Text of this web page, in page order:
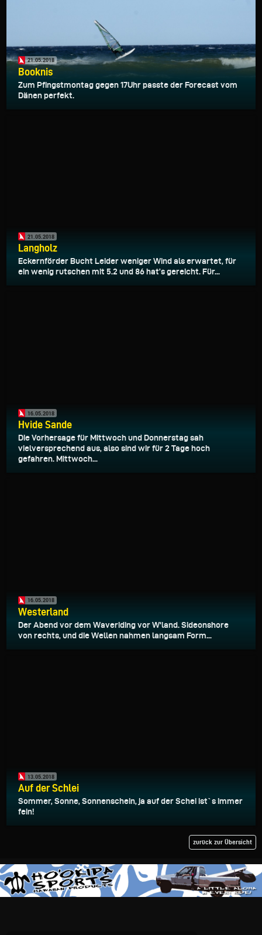
21.05.2018
Booknis
Zum Pfingstmontag gegen 17Uhr passte der Forecast vom
Dänen perfekt.
21.05.2018
Langholz
Eckernförder Bucht Leider weniger Wind als erwartet, für
ein wenig rutschen mit 5.2 und 86 hat’s gereicht. Für...
16.05.2018
Hvide Sande
Die Vorhersage für Mittwoch und Donnerstag sah
vielversprechend aus, also sind wir für 2 Tage hoch
gefahren. Mittwoch...
16.05.2018
Westerland
Der Abend vor dem Waveriding vor W'land. Sideonshore
von rechts, und die Wellen nahmen langsam Form...
13.05.2018
Auf der Schlei
Sommer, Sonne, Sonnenschein, ja auf der Schei ist`s immer
fein!
zurück zur Übersicht